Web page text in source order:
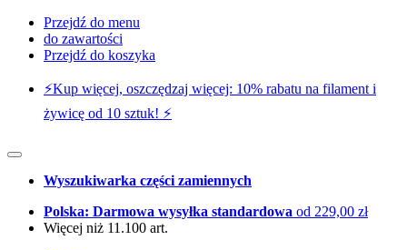
Przejdź do menu
do zawartości
Przejdź do koszyka
⚡️Kup więcej, oszczędzaj więcej: 10% rabatu na filament i
żywicę od 10 sztuk! ⚡️
Wyszukiwarka części zamiennych
Polska: Darmowa wysyłka standardowa od 229,00 zł
Więcej niż 11.100 art.